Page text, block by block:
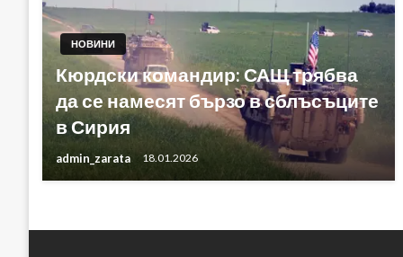
НОВИНИ
Кюрдски командир: САЩ трябва
да се намесят бързо в сблъсъците
в Сирия
admin_zarata 18.01.2026